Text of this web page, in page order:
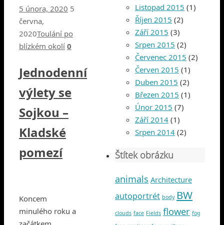
5 února, 2020 5
června,
2020Toulání po
blízkém okolí 0
Jednodenní
výlety se
Sojkou –
Kladské
pomezí
Koncem
minulého roku a
Listopad 2015 (1)
Říjen 2015 (2)
Září 2015 (3)
Srpen 2015 (2)
Červenec 2015 (2)
Červen 2015 (1)
Duben 2015 (2)
Březen 2015 (1)
Únor 2015 (7)
Září 2014 (1)
Srpen 2014 (2)
Štítek obrázku
animals Architecture
autoportrét body BW
clouds face Fields flower fog